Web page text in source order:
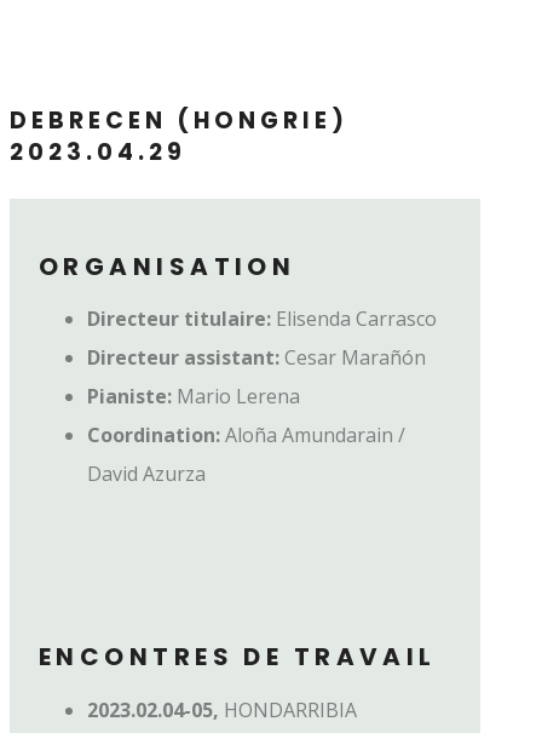
DEBRECEN (HONGRIE)
2023.04.29
ORGANISATION
Directeur titulaire: Elisenda Carrasco
Directeur assistant:Cesar Marañón
Pianiste: Mario Lerena
Coordination:Aloña Amundarain /
David Azurza
ENCONTRES DE TRAVAIL
2023.02.04-05, HONDARRIBIA